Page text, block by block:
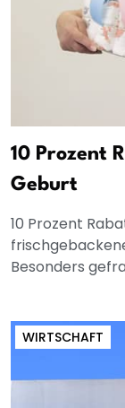
10 Prozent
Geburt
10 Prozent
Besonders
WIRTSCHAFT